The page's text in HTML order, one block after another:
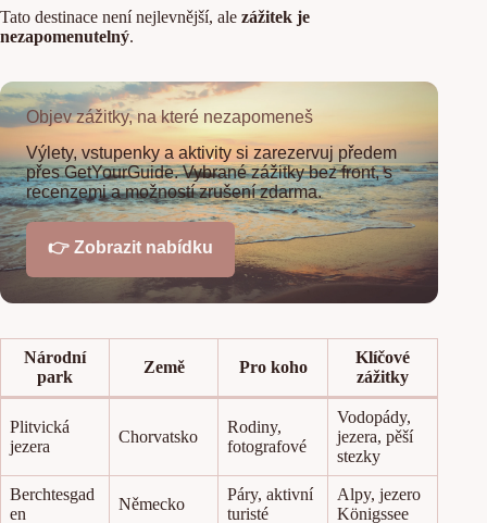
Tato destinace není nejlevnější, ale zážitek je
nezapomenutelný.
Objev zážitky, na které nezapomeneš
Výlety, vstupenky a aktivity si zarezervuj předem
přes GetYourGuide. Vybrané zážitky bez front, s
recenzemi a možností zrušení zdarma.
👉 Zobrazit nabídku
Národní
park
Země Pro koho
Klíčové
zážitky
Plitvická
jezera
Chorvatsko
Rodiny,
fotografové
Vodopády,
jezera, pěší
stezky
Berchtesgad
en
Německo
Páry, aktivní
turisté
Alpy, jezero
Königssee